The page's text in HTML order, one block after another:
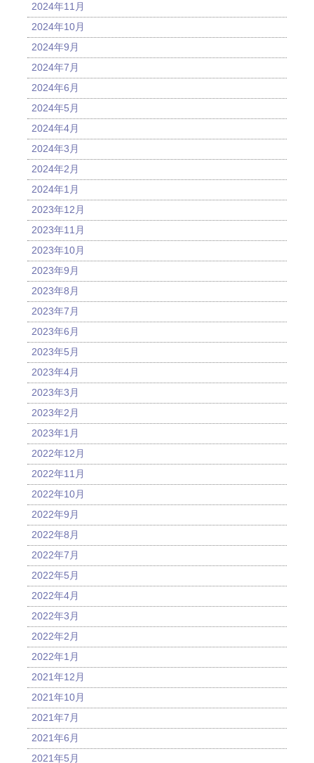
2024年11月
2024年10月
2024年9月
2024年7月
2024年6月
2024年5月
2024年4月
2024年3月
2024年2月
2024年1月
2023年12月
2023年11月
2023年10月
2023年9月
2023年8月
2023年7月
2023年6月
2023年5月
2023年4月
2023年3月
2023年2月
2023年1月
2022年12月
2022年11月
2022年10月
2022年9月
2022年8月
2022年7月
2022年5月
2022年4月
2022年3月
2022年2月
2022年1月
2021年12月
2021年10月
2021年7月
2021年6月
2021年5月